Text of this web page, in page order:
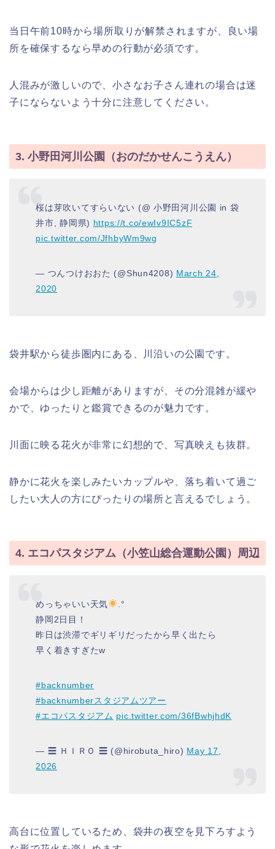
当日午前10時から場所取りが解禁されますが、良い場
所を確保するなら早めの行動が必須です。
人混みが激しいので、小さなお子さん連れの場合は迷
子にならないよう十分に注意してください。
3. 小野田河川公園（おのだかせんこうえん）
桜は芽吹いてすらいない (@ 小野田河川公園 in 袋
井市, 静岡県) https://t.co/ewIv9IC5zF
pic.twitter.com/JfhbyWm9wg
— つんつけおおた (@Shun4208) March 24,
2020
袋井駅から徒歩圏内にある、川沿いの公園です。
会場からは少し距離がありますが、その分混雑が緩や
かで、ゆったりと鑑賞できるのが魅力です。
川面に映る花火が非常に幻想的で、写真映えも抜群。
静かに花火を楽しみたいカップルや、落ち着いて過ご
したい大人の方にぴったりの場所と言えるでしょう。
4. エコパスタジアム（小笠山総合運動公園）周辺
めっちゃいい天気
.°
静岡2日目！
昨日は渋滞でギリギリだったから早く出たら
早く着きすぎたw
#backnumber
#backnumberスタジアムツアー
#エコパスタジアム pic.twitter.com/36fBwhjhdK
— ☰ ＨＩＲＯ ☰ (@hirobuta_hiro) May 17,
2026
高台に位置しているため、袋井の夜空を見下ろすよう